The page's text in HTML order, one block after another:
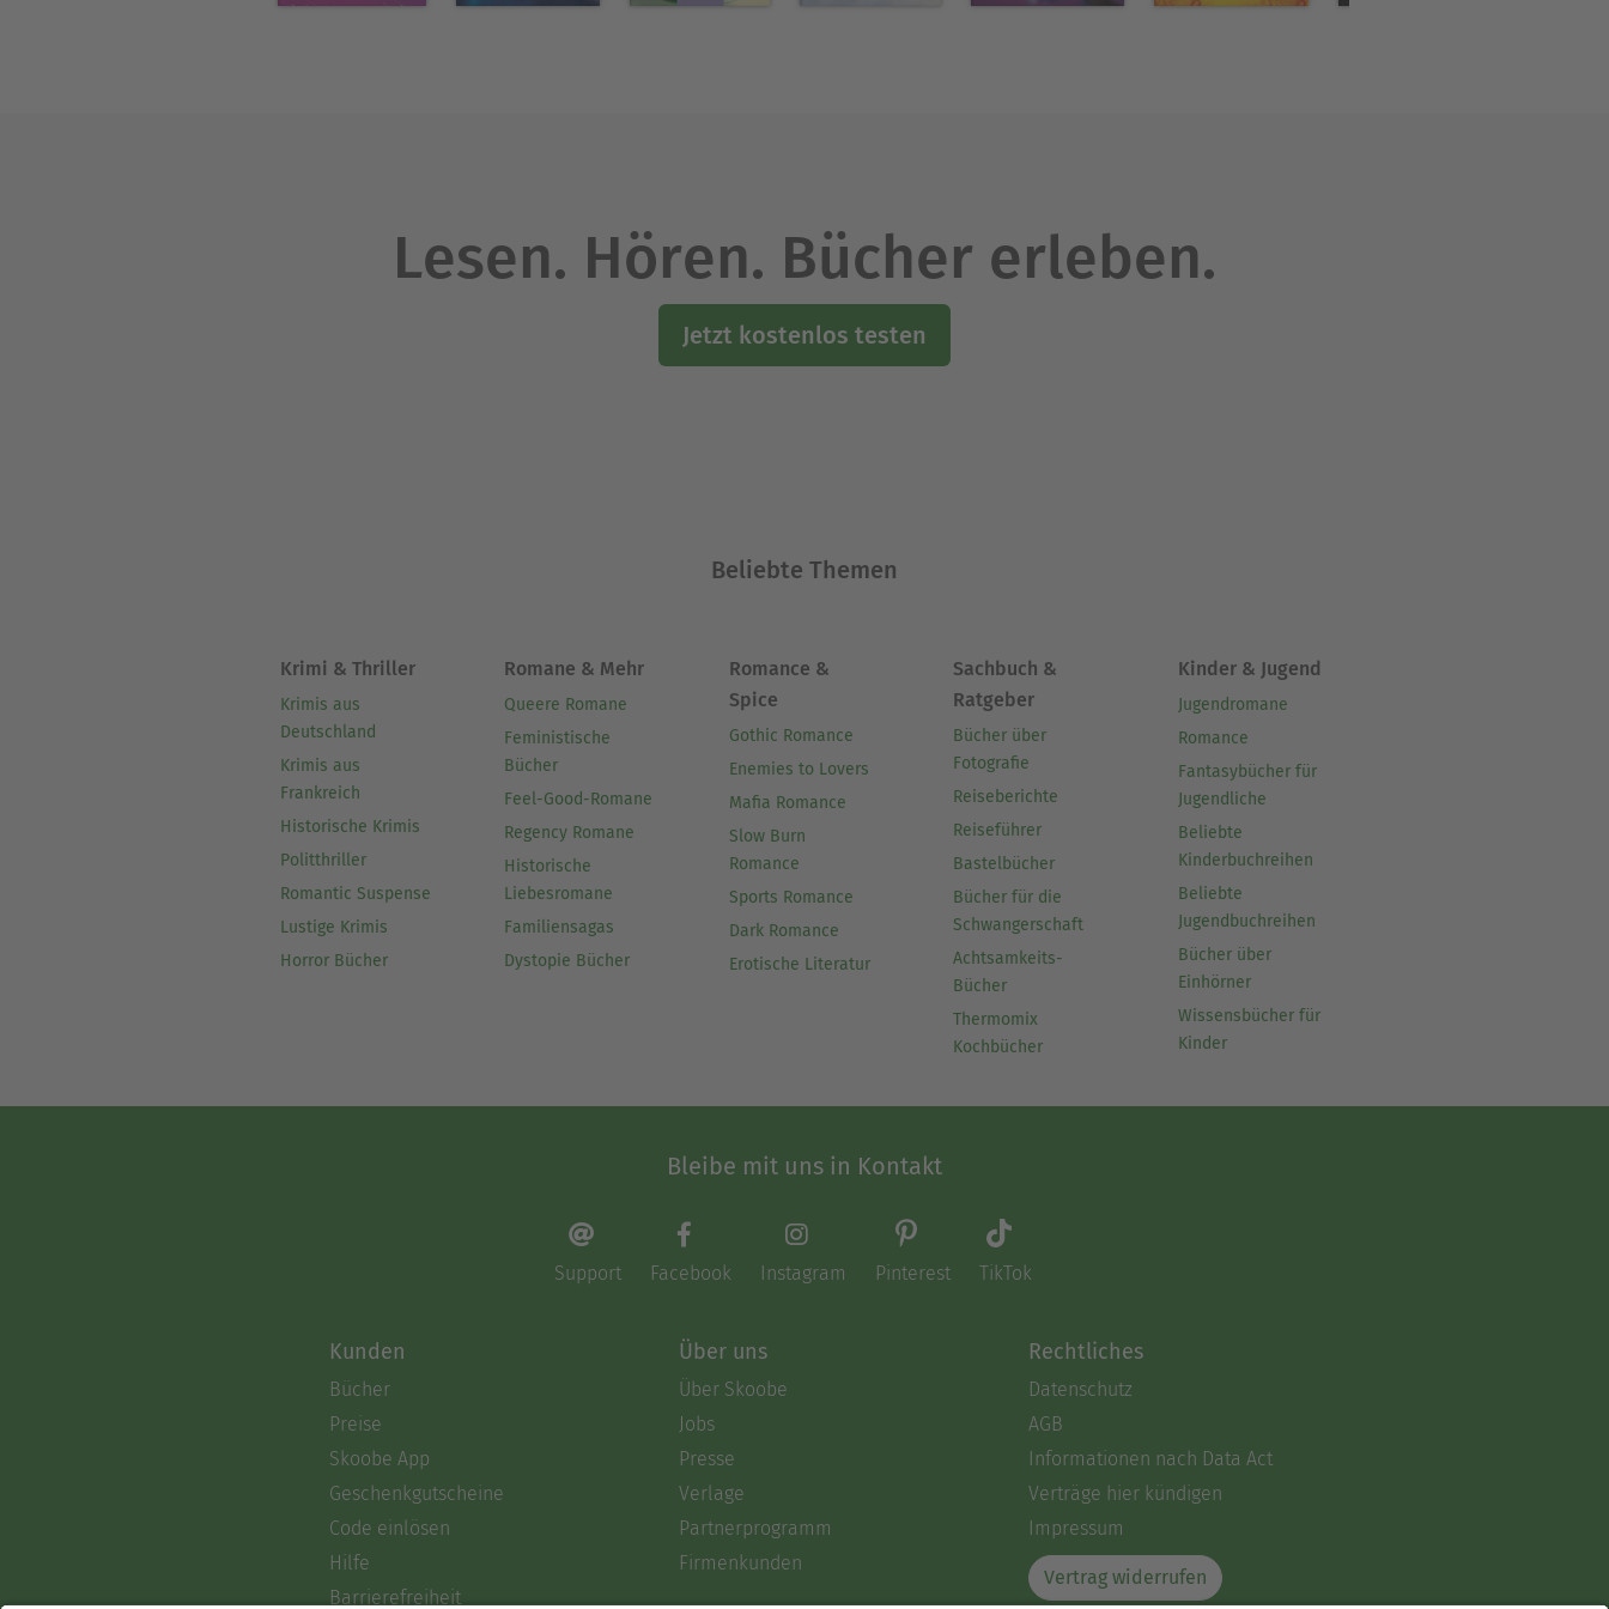
Lesen. Hören. Bücher erleben.
Jetzt kostenlos testen
Beliebte Themen
Krimi & Thriller
Krimis aus
Deutschland
Krimis aus
Frankreich
Historische Krimis
Politthriller
Romantic Suspense
Lustige Krimis
Horror Bücher
Romane & Mehr
Queere Romane
Feministische
Bücher
Feel-Good-Romane
Regency Romane
Historische
Liebesromane
Familiensagas
Dystopie Bücher
Romance &
Spice
Gothic Romance
Enemies to Lovers
Mafia Romance
Slow Burn
Romance
Sports Romance
Dark Romance
Erotische Literatur
Sachbuch &
Ratgeber
Bücher über
Fotografie
Reiseberichte
Reiseführer
Bastelbücher
Bücher für die
Schwangerschaft
Achtsamkeits-
Bücher
Thermomix
Kochbücher
Kinder & Jugend
Jugendromane
Romance
Fantasybücher für
Jugendliche
Beliebte
Kinderbuchreihen
Beliebte
Jugendbuchreihen
Bücher über
Einhörner
Wissensbücher für
Kinder
Bleibe mit uns in Kontakt
Support Facebook Instagram Pinterest TikTok
Kunden
Bücher
Preise
Skoobe App
Geschenkgutscheine
Code einlösen
Hilfe
Barrierefreiheit
Über uns
Über Skoobe
Jobs
Presse
Verlage
Partnerprogramm
Firmenkunden
Rechtliches
Datenschutz
AGB
Informationen nach Data Act
Verträge hier kündigen
Impressum
Vertrag widerrufen